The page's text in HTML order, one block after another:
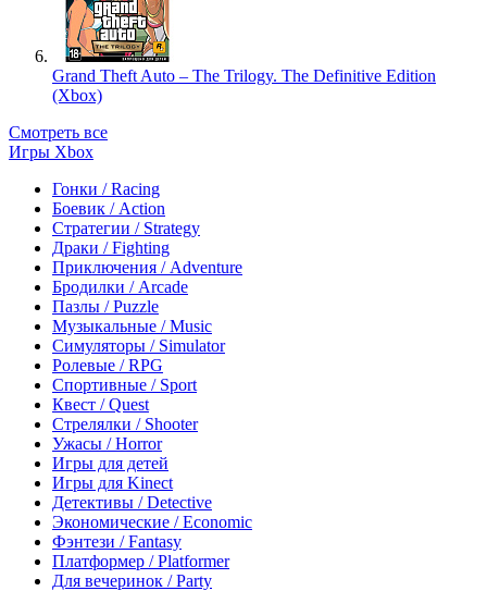
Grand Theft Auto – The Trilogy. The Definitive Edition
(Xbox)
Смотреть все
Игры Xbox
Гонки / Racing
Боевик / Action
Стратегии / Strategy
Драки / Fighting
Приключения / Adventure
Бродилки / Arcade
Пазлы / Puzzle
Музыкальные / Music
Симуляторы / Simulator
Ролевые / RPG
Спортивные / Sport
Квест / Quest
Стрелялки / Shooter
Ужасы / Horror
Игры для детей
Игры для Kinect
Детективы / Detective
Экономические / Economic
Фэнтези / Fantasy
Платформер / Platformer
Для вечеринок / Party